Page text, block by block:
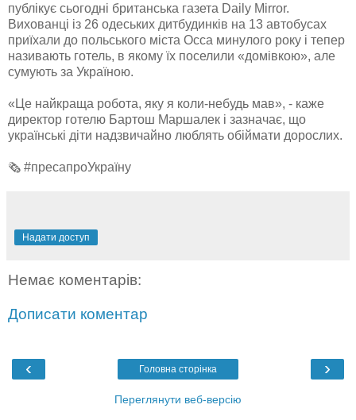
публікує сьогодні британська газета Daily Mirror.
Вихованці із 26 одеських дитбудинків на 13 автобусах
приїхали до польського міста Осса минулого року і тепер
називають готель, в якому їх поселили «домівкою», але
сумують за Україною.
«Це найкраща робота, яку я коли-небудь мав», - каже
директор готелю Бартош Маршалек і зазначає, що
українські діти надзвичайно люблять обіймати дорослих.
🗞 #пресапроУкраїну
Надати доступ
Немає коментарів:
Дописати коментар
‹ ›
Головна сторінка
Переглянути веб-версію